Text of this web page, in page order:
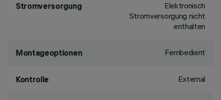
Stromversorgung
Elektronisch
Stromversorgung nicht
enthalten
Montageoptionen Fernbedient
Kontrolle External